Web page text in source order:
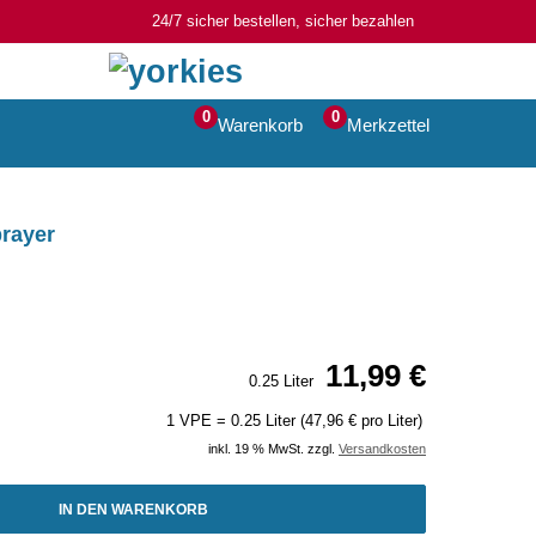
24/7 sicher bestellen, sicher bezahlen
0 Merkzettel
0 Warenkorb
0.25 Liter 11,99 €
1 VPE = 0.25 Liter (47,96 € pro Liter)
inkl. 19 % MwSt. zzgl. Versandkosten
IN DEN WARENKORB